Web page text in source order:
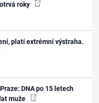
roky
platí extrémní výstraha.
DNA po 15 letech
muže